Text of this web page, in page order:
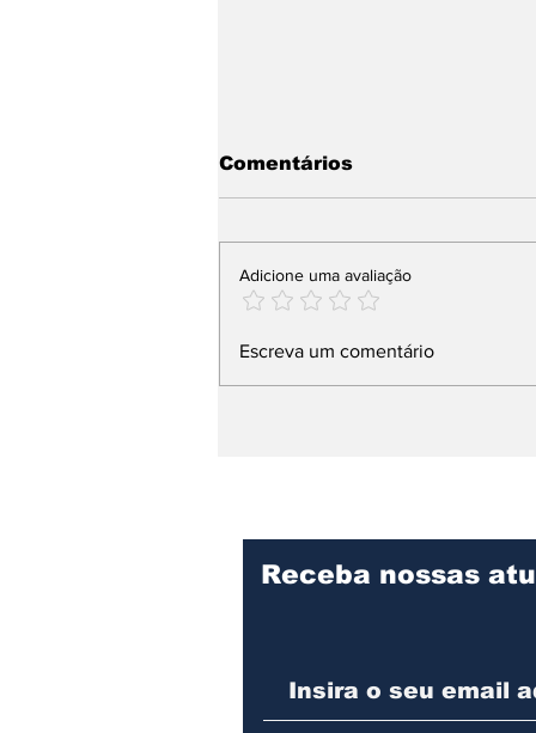
Reforma da Escola José
concluída em Santana
Comentários
Adicione uma avaliação
Escreva um comentário
Receba nossas